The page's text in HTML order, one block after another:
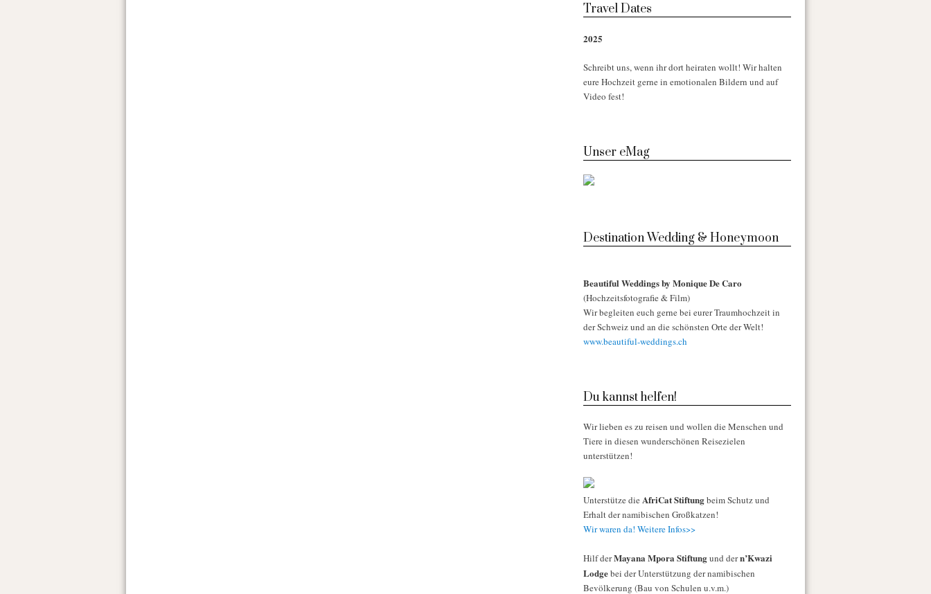
Travel Dates
2025
Schreibt uns, wenn ihr dort heiraten wollt! Wir halten
eure Hochzeit gerne in emotionalen Bildern und auf
Video fest!
Unser eMag
Destination Wedding & Honeymoon
Beautiful Weddings by Monique De Caro
(Hochzeitsfotografie & Film)
Wir begleiten euch gerne bei eurer Traumhochzeit in
der Schweiz und an die schönsten Orte der Welt!
www.beautiful-weddings.ch
Du kannst helfen!
Wir lieben es zu reisen und wollen die Menschen und
Tiere in diesen wunderschönen Reisezielen
unterstützen!
Unterstütze die AfriCat Stiftungbeim Schutz und
Erhalt der namibischen Großkatzen!
Wir waren da! Weitere Infos>>
Hilf derMayana Mpora Stiftungund dern’Kwazi
Lodgebei der Unterstützung der namibischen
Bevölkerung (Bau von Schulen u.v.m.)